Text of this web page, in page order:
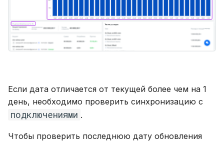
Если дата отличается от текущей более чем на 1
день, необходимо проверить синхронизацию с
подключениями .
Чтобы проверить последнюю дату обновления